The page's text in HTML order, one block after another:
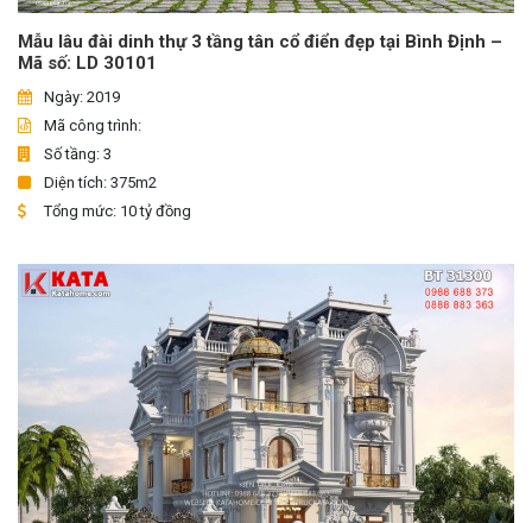
Mẫu lâu đài dinh thự 3 tầng tân cổ điển đẹp tại Bình Định –
Mã số: LD 30101
Ngày: 2019
Mã công trình:
Số tầng: 3
Diện tích: 375m2
Tổng mức: 10 tỷ đồng